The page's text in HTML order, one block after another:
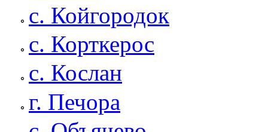
с. Койгородок
с. Корткерос
с. Кослан
г. Печора